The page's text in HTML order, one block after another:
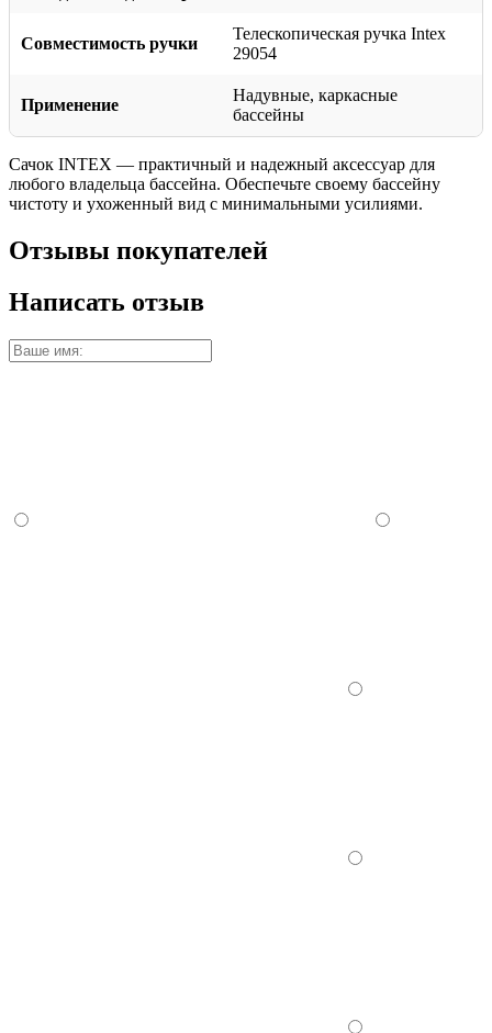
Совместимость ручки
Телескопическая ручка Intex
29054
Применение
Надувные, каркасные
бассейны
Сачок INTEX — практичный и надежный аксессуар для
любого владельца бассейна. Обеспечьте своему бассейну
чистоту и ухоженный вид с минимальными усилиями.
Отзывы покупателей
Написать отзыв